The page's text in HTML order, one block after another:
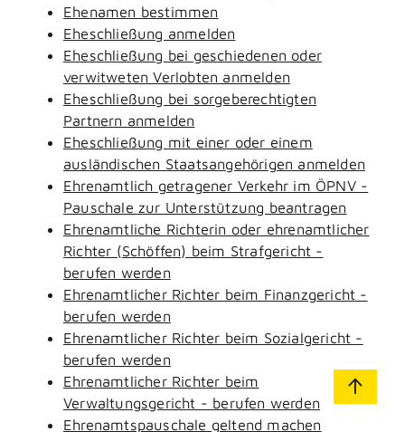
Ehenamen bestimmen
Eheschließung anmelden
Eheschließung bei geschiedenen oder
verwitweten Verlobten anmelden
Eheschließung bei sorgeberechtigten
Partnern anmelden
Eheschließung mit einer oder einem
ausländischen Staatsangehörigen anmelden
Ehrenamtlich getragener Verkehr im ÖPNV -
Pauschale zur Unterstützung beantragen
Ehrenamtliche Richterin oder ehrenamtlicher
Richter (Schöffen) beim Strafgericht -
berufen werden
Ehrenamtlicher Richter beim Finanzgericht -
berufen werden
Ehrenamtlicher Richter beim Sozialgericht -
berufen werden
Ehrenamtlicher Richter beim
Verwaltungsgericht - berufen werden
Ehrenamtspauschale geltend machen